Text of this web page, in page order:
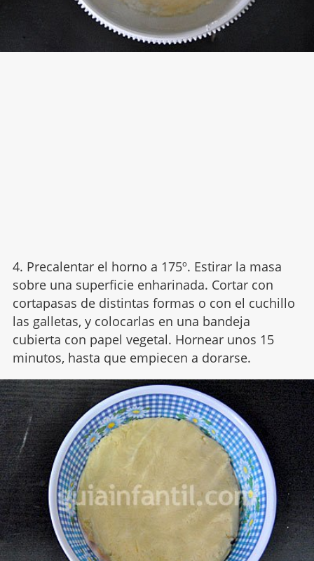
4. Precalentar el horno a 175º. Estirar la masa
sobre una superficie enharinada. Cortar con
cortapasas de distintas formas o con el cuchillo
las galletas, y colocarlas en una bandeja
cubierta con papel vegetal. Hornear unos 15
minutos, hasta que empiecen a dorarse.